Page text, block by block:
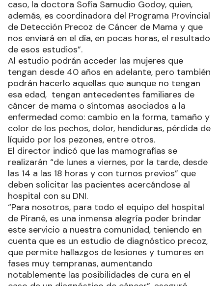
caso, la doctora Sofía Samudio Godoy, quien,
además, es coordinadora del Programa Provincial
de Detección Precoz de Cáncer de Mama y que
nos enviará en el día, en pocas horas, el resultado
de esos estudios”.
Al estudio podrán acceder las mujeres que
tengan desde 40 años en adelante, pero también
podrán hacerlo aquellas que aunque no tengan
esa edad, tengan antecedentes familiares de
cáncer de mama o síntomas asociados a la
enfermedad como: cambio en la forma, tamaño y
color de los pechos, dolor, hendiduras, pérdida de
líquido por los pezones, entre otros.
El director indicó que las mamografías se
realizarán “de lunes a viernes, por la tarde, desde
las 14 a las 18 horas y con turnos previos” que
deben solicitar las pacientes acercándose al
hospital con su DNI.
“Para nosotros, para todo el equipo del hospital
de Pirané, es una inmensa alegría poder brindar
este servicio a nuestra comunidad, teniendo en
cuenta que es un estudio de diagnóstico precoz,
que permite hallazgos de lesiones y tumores en
fases muy tempranas, aumentando
notablemente las posibilidades de cura en el